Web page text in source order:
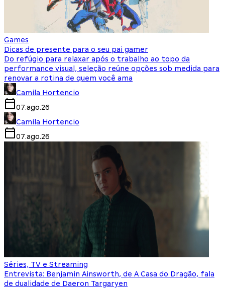
Games
Dicas de presente para o seu pai gamer
Do refúgio para relaxar após o trabalho ao topo da
performance visual, seleção reúne opções sob medida para
renovar a rotina de quem você ama
Camila Hortencio
07.ago.26
Camila Hortencio
07.ago.26
Séries, TV e Streaming
Entrevista: Benjamin Ainsworth, de A Casa do Dragão, fala
de dualidade de Daeron Targaryen